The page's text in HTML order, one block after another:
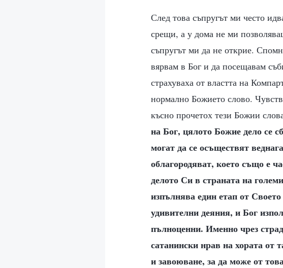
След това съпругът ми често
срещи, а у дома не ми
съпругът ми да не открие.
вярвам в Бог и да посещавам
страхуваха от властта на
нормално Божието слово.
късно прочетох тези Божии
на Бог, цялото Божие дело се
могат да се осъществят
облагородяват, което също е
делото Си в страната на
изпълнява един етап от
удивителни деяния, и Бог
пълноценни. Именно чрез
сатанински нрав на хората от
и завоюване, за да може от